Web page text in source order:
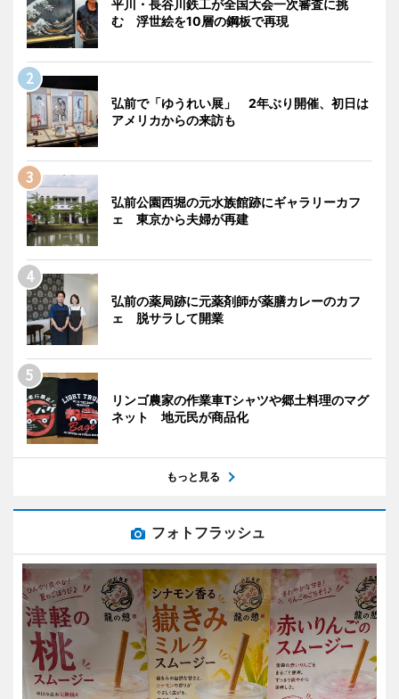
平川・長谷川鉄工が全国大会一次審査に挑
む 浮世絵を10層の鋼板で再現
弘前で「ゆうれい展」 2年ぶり開催、初日は
アメリカからの来訪も
弘前公園西堀の元水族館跡にギャラリーカフ
ェ 東京から夫婦が再建
弘前の薬局跡に元薬剤師が薬膳カレーのカフ
ェ 脱サラして開業
リンゴ農家の作業車Tシャツや郷土料理のマグ
ネット 地元民が商品化
もっと見る
フォトフラッシュ